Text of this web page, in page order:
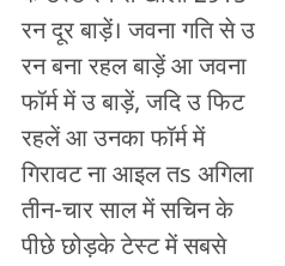
रन दूर बाड़ें। जवना गति से उ
रन बना रहल बाड़ें आ जवना
फॉर्म में उ बाड़ें, जदि उ फिट
रहलें आ उनका फॉर्म में
गिरावट ना आइल तs अगिला
तीन-चार साल में सचिन के
पीछे छोड़के टेस्ट में सबसे